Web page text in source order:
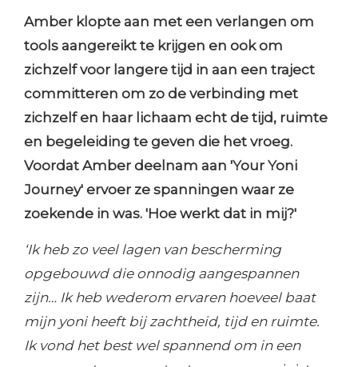
Amber klopte aan met een verlangen om
tools aangereikt te krijgen en ook om
zichzelf voor langere tijd in aan een traject
committeren om zo de verbinding met
zichzelf en haar lichaam echt de tijd, ruimte
en begeleiding te geven die het vroeg.
Voordat Amber deelnam aan 'Your Yoni
Journey' ervoer ze spanningen waar ze
zoekende in was. 'Hoe werkt dat in mij?'
‘Ik heb zo veel lagen van bescherming
opgebouwd die onnodig aangespannen
zijn… Ik heb wederom ervaren hoeveel baat
mijn yoni heeft bij zachtheid, tijd en ruimte.
Ik vond het best wel spannend om in een